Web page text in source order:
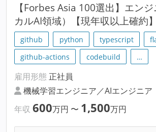
【Forbes Asia 100選出】エン
カルAI領域）【現年収以上確約】
github python typescript
github-actions
codebuild …
雇用形態 正社員
機械学習エンジニア／AIエンジニア
年収 600万円 〜 1,500万円